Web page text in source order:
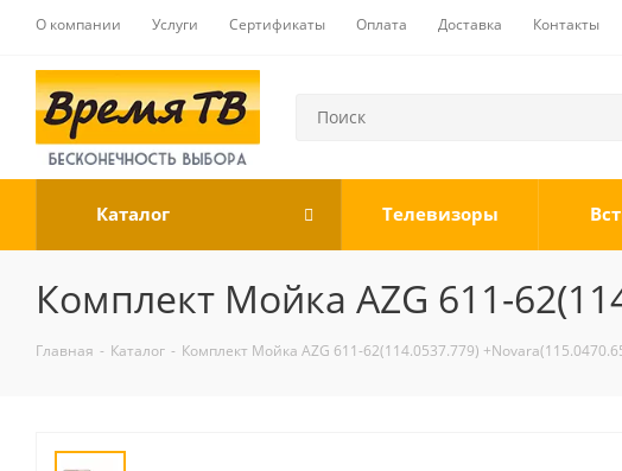
О компании Услуги Сертификаты Оплата Доставка Контакты
Каталог Телевизоры
Комплект Мойка AZG 611-
Главная - Каталог - Комплект Мойка AZG 611-62(114.0537.779)